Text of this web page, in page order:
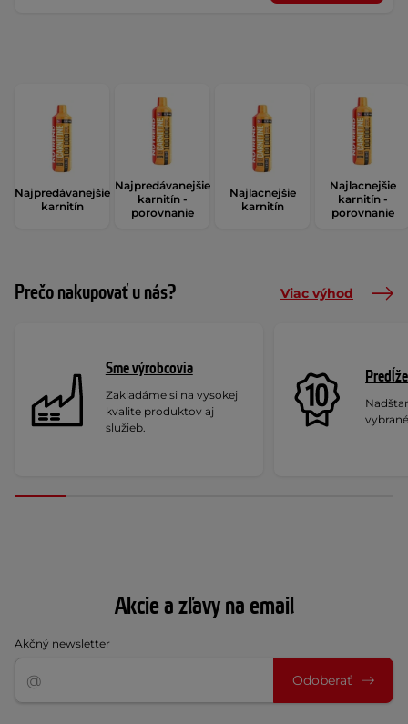
Najpredávanejšie
karnitín
Najpredávanejšie
karnitín -
porovnanie
Najlacnejšie
karnitín
Najlacnejšie
karnitín -
porovnanie
Prečo nakupovať u nás? Viac výhod
Sme výrobcovia
Zakladáme si na vysokej
kvalite produktov aj
služieb.
Akcie a zľavy na email
Akčný newsletter
Odoberať